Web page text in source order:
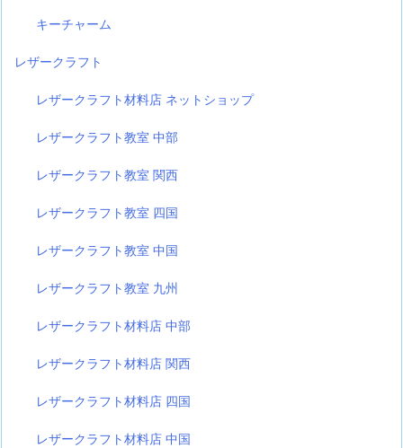
キーチャーム
レザークラフト
レザークラフト材料店 ネットショップ
レザークラフト教室 中部
レザークラフト教室 関西
レザークラフト教室 四国
レザークラフト教室 中国
レザークラフト教室 九州
レザークラフト材料店 中部
レザークラフト材料店 関西
レザークラフト材料店 四国
レザークラフト材料店 中国